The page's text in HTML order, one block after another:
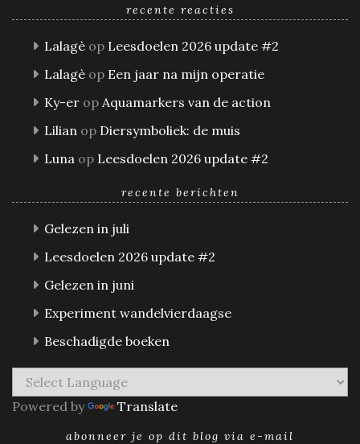
recente reacties
Lalagè op Leesdoelen 2026 update #2
Lalagè op Een jaar na mijn operatie
Ky-er op Aquamarkers van de action
Lilian op Diersymboliek: de muis
Luna op Leesdoelen 2026 update #2
recente berichten
Gelezen in juli
Leesdoelen 2026 update #2
Gelezen in juni
Experiment wandelvierdaagse
Beschadigde boeken
Powered by Translate
abonneer je op dit blog via e-mail